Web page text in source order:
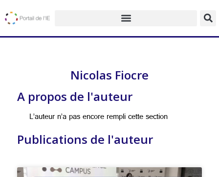
Nicolas Fiocre
A propos de l'auteur
L’auteur n’a pas encore rempli cette section
Publications de l'auteur